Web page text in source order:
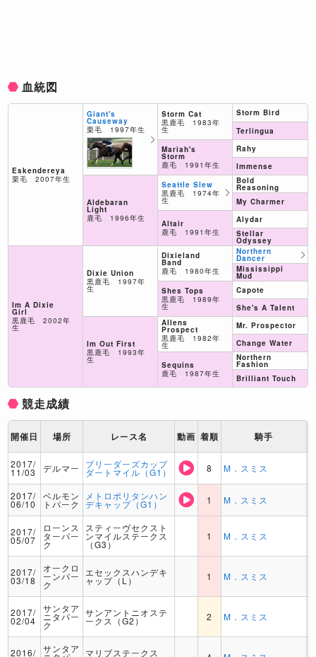
血統図
Eskendereya
栗毛 2007年生
Im A Dixie
Girl
黒鹿毛 2002年
生
Giant's
Causeway
栗毛 1997年生
Aldebaran
Light
鹿毛 1996年生
Dixie Union
黒鹿毛 1997年
生
Im Out First
黒鹿毛 1993年
生
Storm Cat
黒鹿毛 1983年
生
Mariah's
Storm
鹿毛 1991年生
Seattle Slew
黒鹿毛 1974年
生
Altair
鹿毛 1991年生
Dixieland
Band
鹿毛 1980年生
Shes Tops
黒鹿毛 1989年
生
Allens
Prospect
黒鹿毛 1982年
生
Sequins
鹿毛 1987年生
Storm Bird
Terlingua
Rahy
Immense
Bold
Reasoning
My Charmer
Alydar
Stellar
Odyssey
Northern
Dancer
Mississippi
Mud
Capote
She's A Talent
Mr. Prospector
Change Water
Northern
Fashion
Brilliant Touch
競走成績
開催日 場所 レース名 動画 着順 騎手
2017/
11/03 デルマー ブリーダーズカップ
ダートマイル（G1） 8 M．スミス
2017/
06/10
ベルモン
トパーク
メトロポリタンハン
デキャップ（G1） 1 M．スミス
2017/
05/07
ローンス
ターパー
ク
スティーヴセクスト
ンマイルステークス
（G3）
1 M．スミス
2017/
03/18
オークロ
ーンパー
ク
エセックスハンデキ
ャップ（L） 1 M．スミス
2017/
02/04
サンタア
ニタパー
ク
サンアントニオステ
ークス（G2） 2 M．スミス
2016/ サンタア マリブステークス